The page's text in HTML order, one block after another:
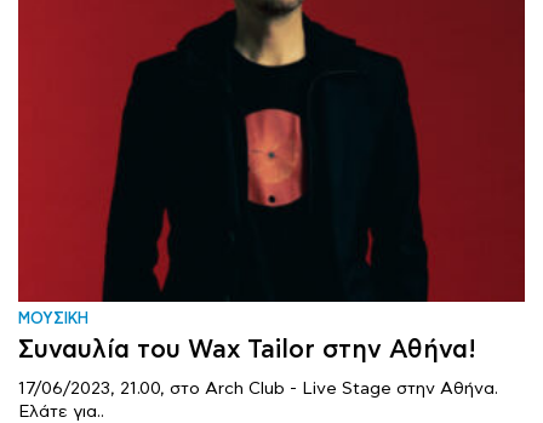
ΜΟΥΣΙΚΗ
Συναυλία του Wax Tailor στην Αθήνα!
17/06/2023, 21.00, στο Arch Club - Live Stage στην Αθήνα.
Ελάτε για..